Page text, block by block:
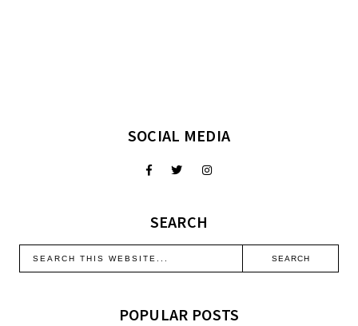
SOCIAL MEDIA
SEARCH
POPULAR POSTS